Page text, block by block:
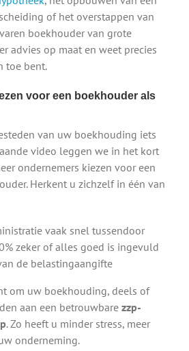
of het overstappen van
boekhouder van grote
advies op maat en weet precies
toe bent.
voor een boekhouder als
van uw boekhouding iets
video leggen we in het kort
ondernemers kiezen voor een
Herkent u zichzelf in één van
vaak snel tussendoor
zeker of alles goed is ingevuld
de belastingaangifte
om uw boekhouding, deels of
aan een betrouwbare zzp-
. Zo heeft u minder stress, meer
onderneming.